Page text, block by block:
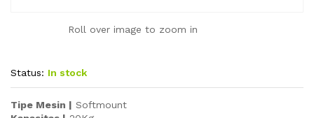
Roll over image to zoom in
Status: In stock
Tipe Mesin | Softmount